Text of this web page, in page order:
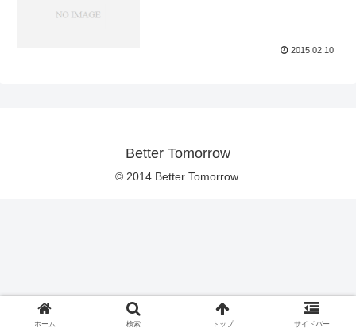
2015.02.10
Better Tomorrow
© 2014 Better Tomorrow.
ホーム 検索 トップ サイドバー